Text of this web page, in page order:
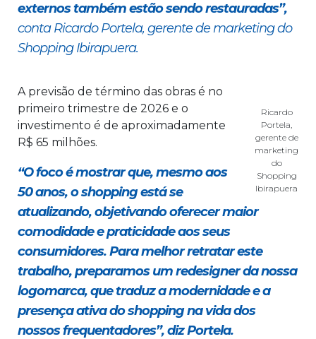
externos também estão sendo restauradas”,
conta Ricardo Portela, gerente de marketing do
Shopping Ibirapuera.
Ricardo
Portela,
gerente de
marketing
do
Shopping
Ibirapuera
A previsão de término das obras é no
primeiro trimestre de 2026 e o
investimento é de aproximadamente
R$ 65 milhões.
“O foco é mostrar que, mesmo aos
50 anos, o shopping está se
atualizando, objetivando oferecer maior
comodidade e praticidade aos seus
consumidores. Para melhor retratar este
trabalho, preparamos um redesigner da nossa
logomarca, que traduz a modernidade e a
presença ativa do shopping na vida dos
nossos frequentadores”, diz Portela.